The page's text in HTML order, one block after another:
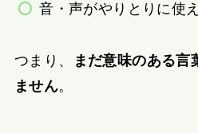
音・声がやりとりに使
つまり、
まだ意味のある言
ません。